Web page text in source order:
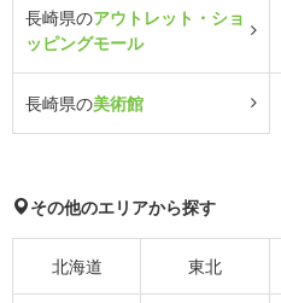
長崎県のアウトレット・ショ
ッピングモール
長崎県の美術館
その他のエリアから探す
北海道 東北